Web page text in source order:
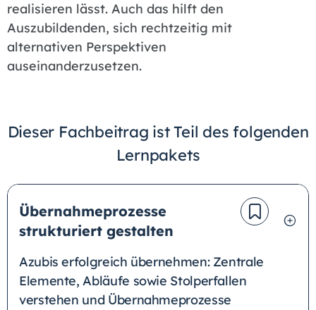
realisieren lässt. Auch das hilft den
Auszubildenden, sich rechtzeitig mit
alternativen Perspektiven
auseinanderzusetzen.
Dieser Fachbeitrag ist Teil des folgenden
Lernpakets
Übernahmeprozesse
strukturiert gestalten
Azubis erfolgreich übernehmen: Zentrale
Elemente, Abläufe sowie Stolperfallen
verstehen und Übernahmeprozesse